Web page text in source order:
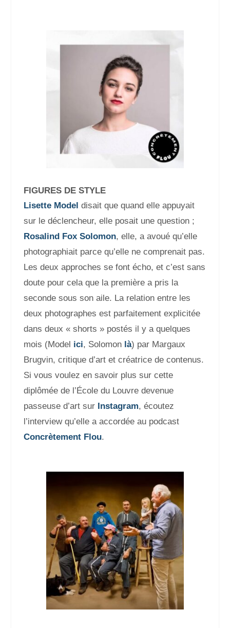
FIGURES DE STYLE
Lisette Model disait que quand elle appuyait
sur le déclencheur, elle posait une question ;
Rosalind Fox Solomon, elle, a avoué qu’elle
photographiait parce qu’elle ne comprenait pas.
Les deux approches se font écho, et c’est sans
doute pour cela que la première a pris la
seconde sous son aile. La relation entre les
deux photographes est parfaitement explicitée
dans deux « shorts » postés il y a quelques
mois (Model ici, Solomon là) par Margaux
Brugvin, critique d’art et créatrice de contenus.
Si vous voulez en savoir plus sur cette
diplômée de l’École du Louvre devenue
passeuse d’art sur Instagram, écoutez
l’interview qu’elle a accordée au podcast
Concrètement Flou.